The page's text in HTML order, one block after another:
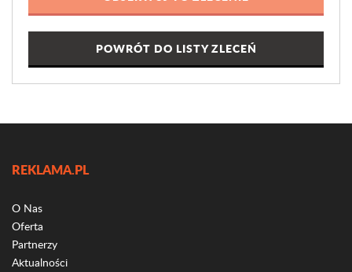
POWRÓT DO LISTY ZLECEŃ
REKLAMA.PL
O Nas
Oferta
Partnerzy
Aktualności